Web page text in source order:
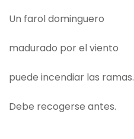
Un farol dominguero
madurado por el viento
puede incendiar las ramas.
Debe recogerse antes.